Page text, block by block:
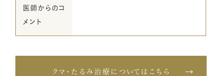
医師からのコ
メント
クマ・たるみ治療についてはこちら